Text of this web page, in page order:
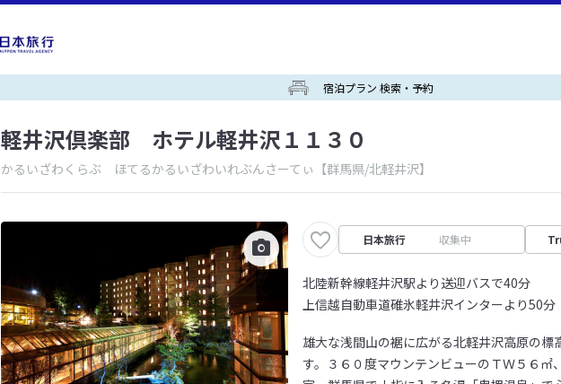
宿泊プラン 検索・予約
軽井沢倶楽部 ホテル軽井沢１１３０
かるいざわくらぶ ほてるかるいざわいれぶんさーてぃ 【群馬県/北軽井沢】
日本旅行 収集中
北陸新幹線軽井沢駅より送迎バスで40分
上信越自動車道碓氷軽井沢インターより50分
雄大な浅間山の裾に広がる北軽井沢高原の標
す。３６０度マウンテンビューのＴＷ５６㎡